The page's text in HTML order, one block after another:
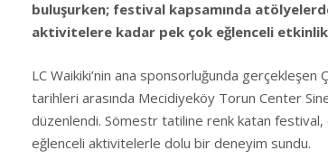
buluşurken; festival kapsamında
aktivitelere kadar pek çok eğlenceli
LC Waikiki’nin ana sponsorluğunda
tarihleri arasında Mecidiyeköy Torun Center
düzenlendi. Sömestr tatiline renk katan festival,
eğlenceli aktivitelerle dolu bir deneyim sundu.